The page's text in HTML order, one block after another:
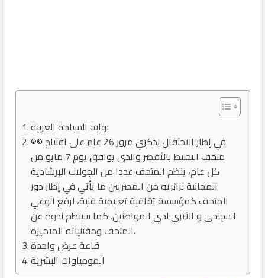
بوابة السياحة العربية
©© في إطار الاحتفال بذكري مرور 26 عام على افتتاح
متحف التحنيط بالأقصر والذي يوافق يوم 7 مايو من
كل عام، ينظم المتحف عددا من الجولات الإرشادية
المجانية لزائريه من المصريين ما يأتي في إطار دور
المتحف كمؤسسة ثقافية تعليمية فنية، لرفع الوعي
السياحي و الأثري لدي المواطنين. كما سينظم ندوة عن
المتحف ومقتنياته المتميزة.
قاعة عرض واحدة
المومياوات البشرية